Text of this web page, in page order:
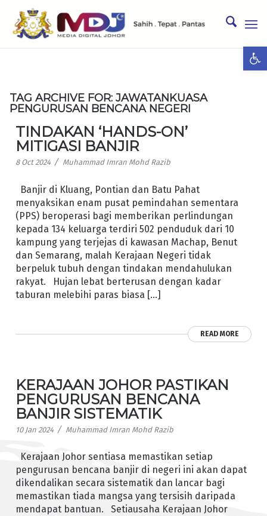
TAG ARCHIVE FOR: JAWATANKUASA
PENGURUSAN BENCANA NEGERI
TINDAKAN ‘HANDS-ON’
MITIGASI BANJIR
8 Oct 2024 / Muhammad Imran Mohd Razib
Banjir di Kluang, Pontian dan Batu Pahat
menyaksikan enam pusat pemindahan sementara
(PPS) beroperasi bagi memberikan perlindungan
kepada 134 keluarga terdiri 502 penduduk dari 10
kampung yang terjejas di kawasan Machap, Benut
dan Semarang, malah Kerajaan Negeri tidak
berpeluk tubuh dengan tindakan mendahulukan
rakyat. Hujan lebat berterusan dengan kadar
taburan melebihi paras biasa […]
READ MORE
KERAJAAN JOHOR PASTIKAN
PENGURUSAN BENCANA
BANJIR SISTEMATIK
10 Jan 2024 / Muhammad Imran Mohd Razib
Kerajaan Johor sentiasa memastikan setiap
pengurusan bencana banjir di negeri ini akan dapat
dikendalikan secara sistematik dan lancar bagi
memastikan tiada mangsa yang tersisih daripada
mendapat bantuan. Setiausaha Kerajaan Johor